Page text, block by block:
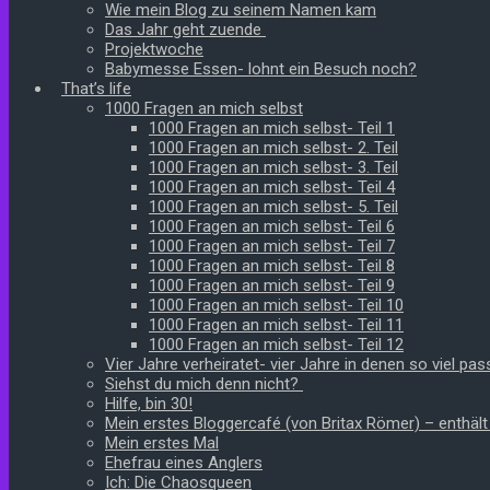
Wie mein Blog zu seinem Namen kam
Das Jahr geht zuende
Projektwoche
Babymesse Essen- lohnt ein Besuch noch?
That’s life
1000 Fragen an mich selbst
1000 Fragen an mich selbst- Teil 1
1000 Fragen an mich selbst- 2. Teil
1000 Fragen an mich selbst- 3. Teil
1000 Fragen an mich selbst- Teil 4
1000 Fragen an mich selbst- 5. Teil
1000 Fragen an mich selbst- Teil 6
1000 Fragen an mich selbst- Teil 7
1000 Fragen an mich selbst- Teil 8
1000 Fragen an mich selbst- Teil 9
1000 Fragen an mich selbst- Teil 10
1000 Fragen an mich selbst- Teil 11
1000 Fragen an mich selbst- Teil 12
Vier Jahre verheiratet- vier Jahre in denen so viel
Siehst du mich denn nicht?
Hilfe, bin 30!
Mein erstes Bloggercafé (von Britax Römer) – enthält
Mein erstes Mal
Ehefrau eines Anglers
Ich: Die Chaosqueen